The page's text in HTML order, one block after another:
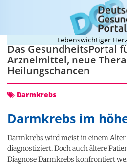
Lebenswichtiger Herz-
Das GesundheitsPortal
Arzneimittel, neue
Heilungschancen
Darmkrebs
Darmkrebs im
Darmkrebs wird meist in einem
diagnostiziert. Doch auch ältere
Diagnose Darmkrebs konfrontiert